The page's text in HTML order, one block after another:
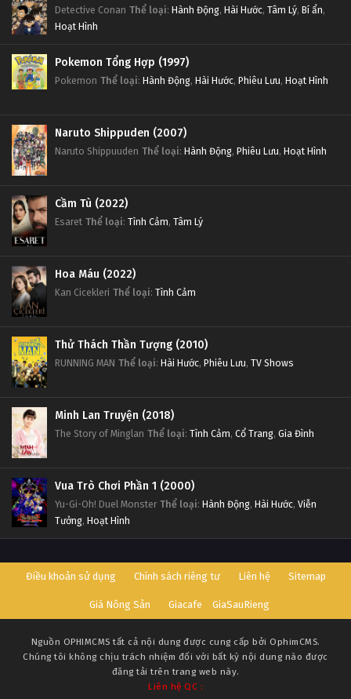
Detective Conan Thể loại: Hành Động, Hài Hước, Tâm Lý, Bí ẩn,
Hoạt Hình
Pokemon Tổng Hợp (1997)
Pokemon Thể loại: Hành Động, Hài Hước, Phiêu Lưu, Hoạt Hình
Naruto Shippuden (2007)
Naruto Shippuuden Thể loại: Hành Động, Phiêu Lưu, Hoạt Hình
Cầm Tù (2022)
Esaret Thể loại: Tình Cảm, Tâm Lý
Hoa Máu (2022)
Kan Cicekleri Thể loại: Tình Cảm
Thử Thách Thần Tượng (2010)
RUNNING MAN Thể loại: Hài Hước, Phiêu Lưu, TV Shows
Minh Lan Truyện (2018)
The Story of Minglan Thể loại: Tình Cảm, Cổ Trang, Gia Đình
Vua Trò Chơi Phần 1 (2000)
Yu-Gi-Oh! Duel Monster Thể loại: Hành Động, Hài Hước, Viễn
Tưởng, Hoạt Hình
Điều khoản sử dụng Chính sách riêng tư Liên hệ Sitemap
Giá Nông Sản Giacafe GiaSauRieng
Nguồn OPHIMCMS tất cả nội dung được cung cấp bởi OphimCMS.
Chúng tôi không chịu trách nhiệm đối với bất kỳ nội dung nào được
đăng tải trên trang web này.
Liên hệ QC :